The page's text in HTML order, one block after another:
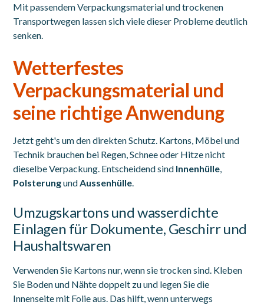
Mit passendem Verpackungsmaterial und trockenen
Transportwegen lassen sich viele dieser Probleme deutlich
senken.
Wetterfestes
Verpackungsmaterial und
seine richtige Anwendung
Jetzt geht's um den direkten Schutz. Kartons, Möbel und
Technik brauchen bei Regen, Schnee oder Hitze nicht
dieselbe Verpackung. Entscheidend sind Innenhülle,
PolsterungundAussenhülle.
Umzugskartons und wasserdichte
Einlagen für Dokumente, Geschirr und
Haushaltswaren
Verwenden Sie Kartons nur, wenn sie trocken sind. Kleben
Sie Boden und Nähte doppelt zu und legen Sie die
Innenseite mit Folie aus. Das hilft, wenn unterwegs